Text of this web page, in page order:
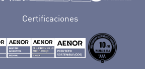
Certificaciones